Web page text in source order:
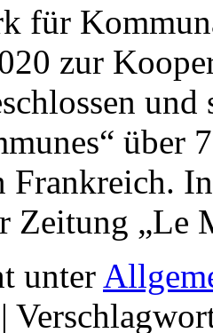
für
zur
über
In
Zeitung
unter
|